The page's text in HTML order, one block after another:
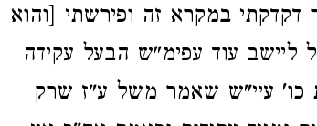
דקדקתי במקרא זה ופירשתי [והוא
ליישב עוד עפימ"ש הבעל עקידה
כו' עיי"ש שאמר משל ע"ז שרק